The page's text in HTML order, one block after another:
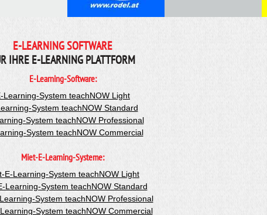
E-LEARNING SOFTWARE
IHRE E-LEARNING PLATTFORM
E-Learning-Software:
Learning-System teachNOW Light
System teachNOW Standard
System teachNOW Professional
System teachNOW Commercial
Miet-E-Learning-Systeme:
E-Learning-System teachNOW Light
Learning-System teachNOW Standard
System teachNOW Professional
System teachNOW Commercial